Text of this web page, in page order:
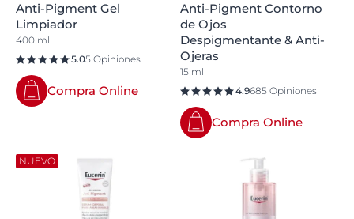
Anti-Pigment Gel
Limpiador
400 ml
5.05 Opiniones
Compra Online
Anti-Pigment Contorno
de Ojos
Despigmentante & Anti-
Ojeras
15 ml
4.9685 Opiniones
Compra Online
NUEVO